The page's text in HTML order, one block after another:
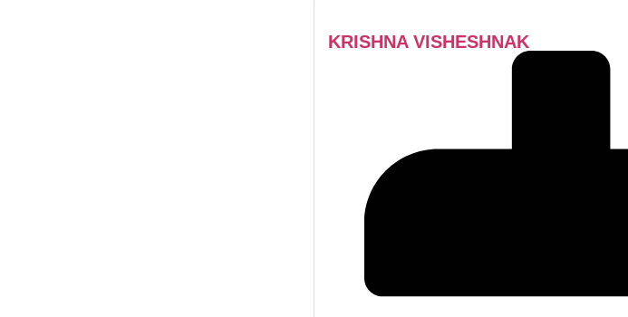
KRISHNA VISHESHNAK